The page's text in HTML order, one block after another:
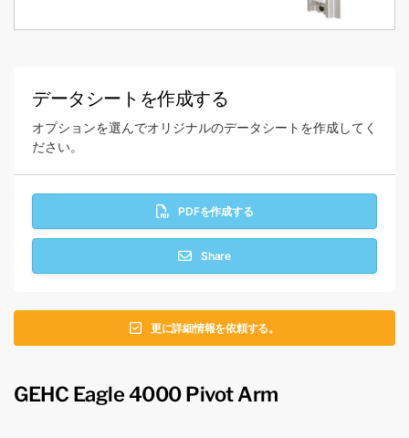
データシートを作成する
オプションを選んでオリジナルのデータシートを作成してく
ださい。
PDFを作成する
Share
更に詳細情報を依頼する。
GEHC Eagle 4000 Pivot Arm